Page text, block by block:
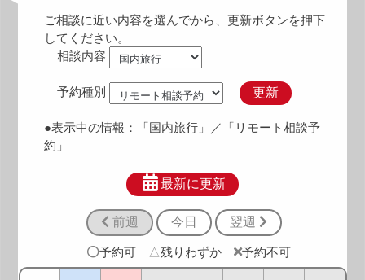
ご相談に近い内容を選んでから、更新ボタンを押下
してください。
相談内容
予約種別 更新
●表示中の情報： 「国内旅行」 ／「リモート相談予
約」
最新に更新
前週 今日 翌週
予約可 △残りわずか 予約不可
8:00
7:30
～
9:00